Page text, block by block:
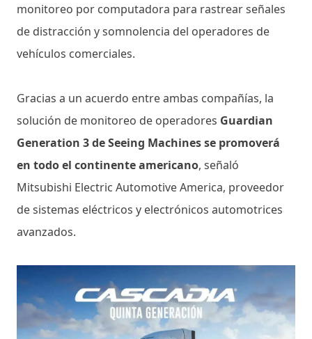
monitoreo por computadora para rastrear señales
de distracción y somnolencia del operadores de
vehículos comerciales.
Gracias a un acuerdo entre ambas compañías, la
solución de monitoreo de operadores Guardian
Generation 3 de Seeing Machines se promoverá
en todo el continente americano, señaló
Mitsubishi Electric Automotive America, proveedor
de sistemas eléctricos y electrónicos automotrices
avanzados.